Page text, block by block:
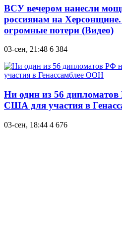
ВСУ вечером нанесли
россиянам на
огромные потери (Видео)
03-сен, 21:48 6 384
Ни один из 56
США для участия в
03-сен, 18:44 4 676